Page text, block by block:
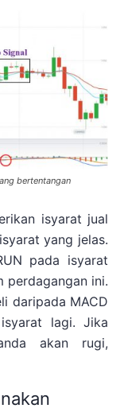
bertentangan
isyarat jual
yang jelas.
pada isyarat
perdagangan ini.
daripada MACD
lagi. Jika
akan rugi,